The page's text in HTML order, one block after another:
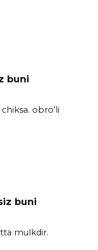
buni
obro‘li
buni
mulkdir.